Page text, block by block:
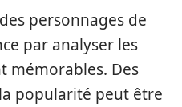
personnages de
par analyser les
mémorables. Des
popularité peut être